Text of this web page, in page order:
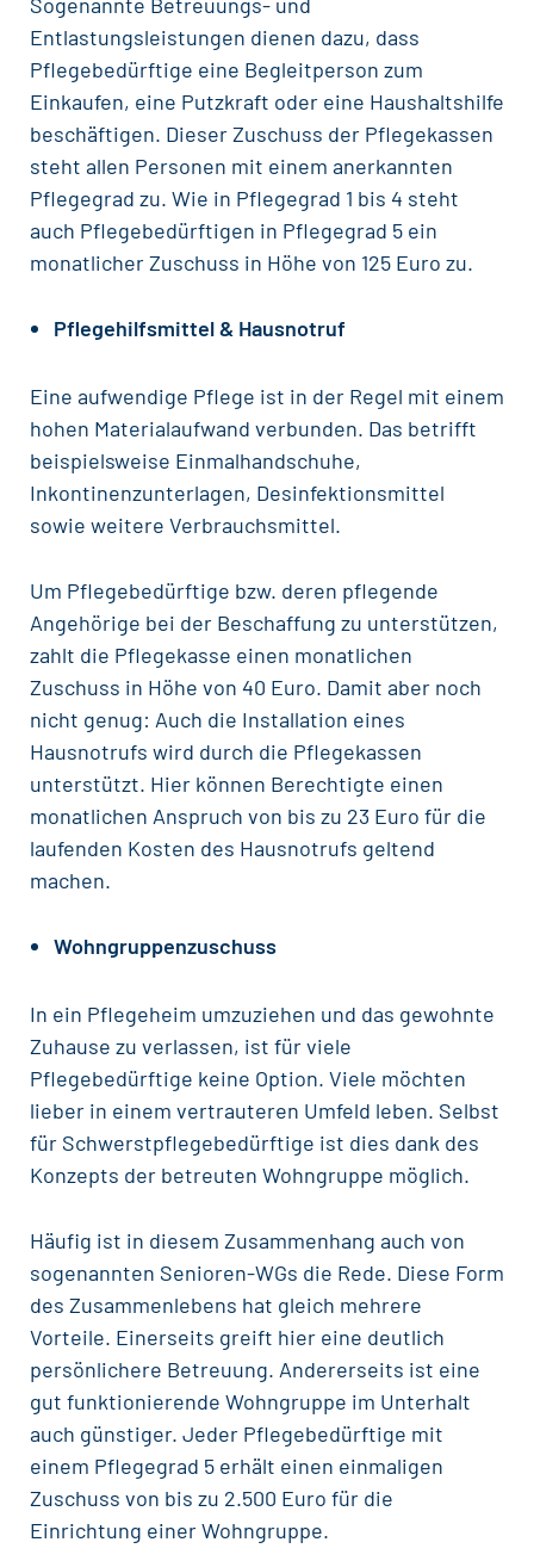
Entlastungsleistungen dienen dazu, dass
Pflegebedürftige eine Begleitperson zum
Einkaufen, eine Putzkraft oder eine Haushaltshilfe
beschäftigen. Dieser Zuschuss der Pflegekassen
steht allen Personen mit einem anerkannten
Pflegegrad zu. Wie in Pflegegrad 1 bis 4 steht
auch Pflegebedürftigen in Pflegegrad 5 ein
monatlicher Zuschuss in Höhe von 125 Euro zu.
Pflegehilfsmittel & Hausnotruf
Eine aufwendige Pflege ist in der Regel mit einem
hohen Materialaufwand verbunden. Das betrifft
beispielsweise Einmalhandschuhe,
Inkontinenzunterlagen, Desinfektionsmittel
sowie weitere Verbrauchsmittel.
Um Pflegebedürftige bzw. deren pflegende
Angehörige bei der Beschaffung zu unterstützen,
zahlt die Pflegekasse einen monatlichen
Zuschuss in Höhe von 40 Euro. Damit aber noch
nicht genug: Auch die Installation eines
Hausnotrufs wird durch die Pflegekassen
unterstützt. Hier können Berechtigte einen
monatlichen Anspruch von bis zu 23 Euro für die
laufenden Kosten des Hausnotrufs geltend
machen.
Wohngruppenzuschuss
In ein Pflegeheim umzuziehen und das gewohnte
Zuhause zu verlassen, ist für viele
Pflegebedürftige keine Option. Viele möchten
lieber in einem vertrauteren Umfeld leben. Selbst
für Schwerstpflegebedürftige ist dies dank des
Konzepts der betreuten Wohngruppe möglich.
Häufig ist in diesem Zusammenhang auch von
sogenannten Senioren-WGs die Rede. Diese Form
des Zusammenlebens hat gleich mehrere
Vorteile. Einerseits greift hier eine deutlich
persönlichere Betreuung. Andererseits ist eine
gut funktionierende Wohngruppe im Unterhalt
auch günstiger. Jeder Pflegebedürftige mit
einem Pflegegrad 5 erhält einen einmaligen
Zuschuss von bis zu 2.500 Euro für die
Einrichtung einer Wohngruppe.